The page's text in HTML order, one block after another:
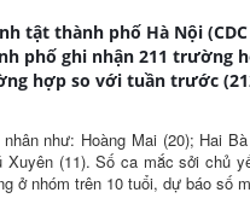
tật thành phố Hà Nội
phố ghi nhận 211 trường
hợp so với tuần trước
như: Hoàng Mai (20); Hai
(11). Số ca mắc sởi chủ
ở nhóm trên 10 tuổi, dự báo số